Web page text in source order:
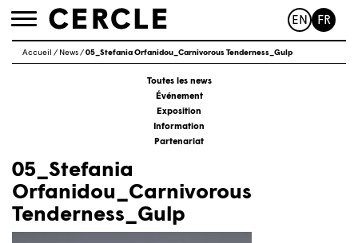
Toggle
EN FR
Accueil / News/05_Stefania Orfanidou_Carnivorous Tenderness_Gulp
Toutes les news
Événement
Exposition
Information
Partenariat
05_Stefania
Orfanidou_Carnivorous
Tenderness_Gulp